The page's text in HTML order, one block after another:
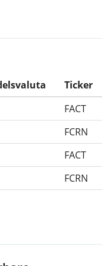
Ticker
FACT
FCRN
FACT
FCRN